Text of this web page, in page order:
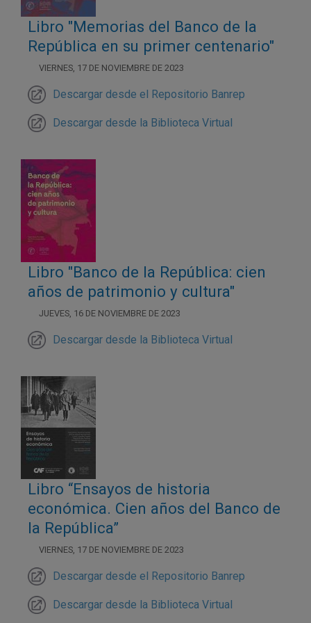
Libro "Memorias del Banco de la
República en su primer centenario"
VIERNES, 17 DE NOVIEMBRE DE 2023
Descargar desde el Repositorio Banrep
Descargar desde la Biblioteca Virtual
Libro "Banco de la República: cien
años de patrimonio y cultura"
JUEVES, 16 DE NOVIEMBRE DE 2023
Descargar desde la Biblioteca Virtual
Libro “Ensayos de historia
económica. Cien años del Banco de
la República”
VIERNES, 17 DE NOVIEMBRE DE 2023
Descargar desde el Repositorio Banrep
Descargar desde la Biblioteca Virtual